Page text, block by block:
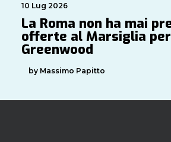
10 Lug 2026
La Roma non ha mai
offerte al Marsiglia per
Greenwood
by Massimo Papitto